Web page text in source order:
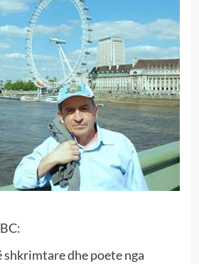
dhe poete nga